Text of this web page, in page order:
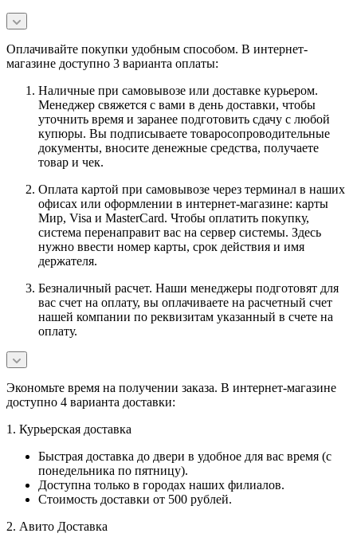
Оплачивайте покупки удобным способом. В интернет-
магазине доступно 3 варианта оплаты:
Наличные при самовывозе или доставке курьером.
Менеджер свяжется с вами в день доставки, чтобы
уточнить время и заранее подготовить сдачу с любой
купюры. Вы подписываете товаросопроводительные
документы, вносите денежные средства, получаете
товар и чек.
Оплата картой при самовывозе через терминал в наших
офисах или оформлении в интернет-магазине: карты
Мир, Visa и MasterCard. Чтобы оплатить покупку,
система перенаправит вас на сервер системы. Здесь
нужно ввести номер карты, срок действия и имя
держателя.
Безналичный расчет. Наши менеджеры подготовят для
вас счет на оплату, вы оплачиваете на расчетный счет
нашей компании по реквизитам указанный в счете на
оплату.
Экономьте время на получении заказа. В интернет-магазине
доступно 4 варианта доставки:
1. Курьерская доставка
Быстрая доставка до двери в удобное для вас время (с
понедельника по пятницу).
Доступна только в городах наших филиалов.
Стоимость доставки от 500 рублей.
2. Авито Доставка